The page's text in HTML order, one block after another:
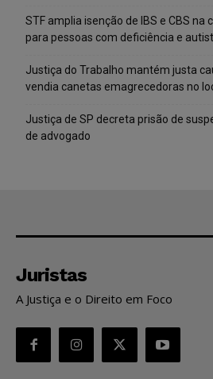
STF amplia isenção de IBS e CBS na
para pessoas com deficiência e
Justiça do Trabalho mantém justa
vendia canetas emagrecedoras no
Justiça de SP decreta prisão de
de advogado
Juristas
A Justiça e o Direito em Foco